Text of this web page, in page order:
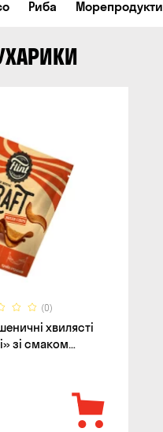
Риба Морепродукти
(0)
хвилясті
зі смаком